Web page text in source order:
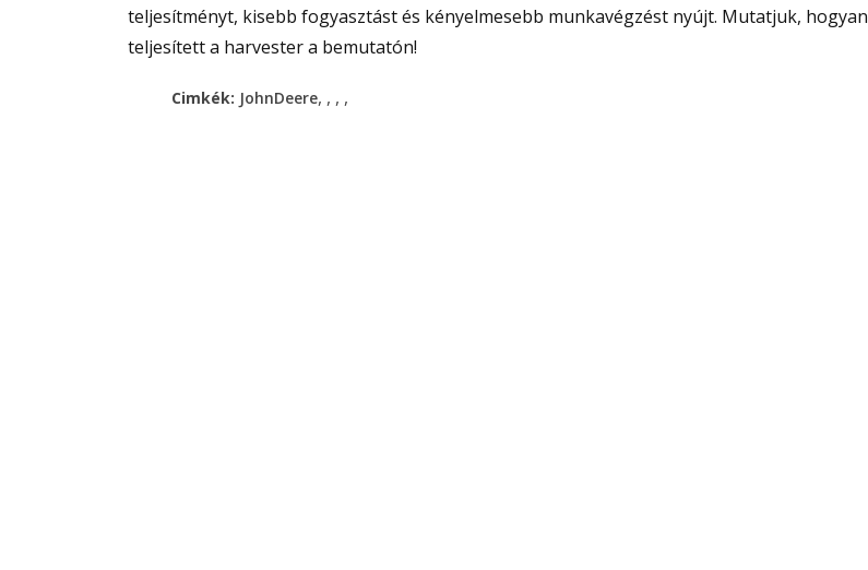
teljesítményt, kisebb fogyasztást és kényelmesebb munkavégzést nyújt. Mutatjuk, hogyan
teljesített a harvester a bemutatón!
Cimkék: JohnDeere, , , ,